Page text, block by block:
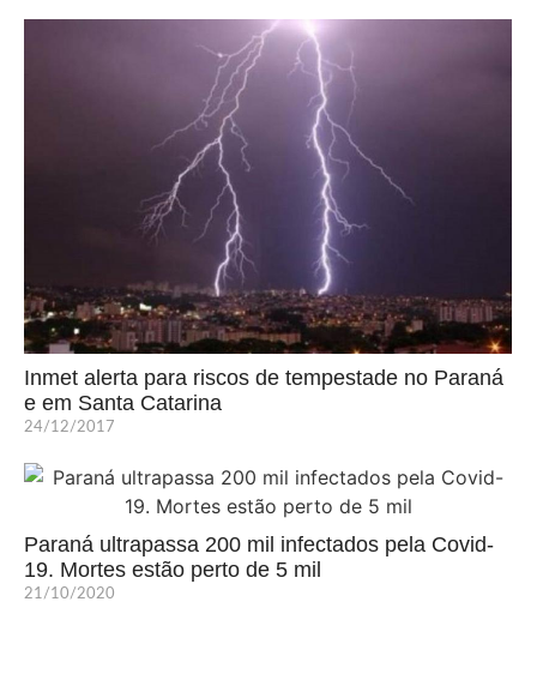
Inmet alerta para riscos de tempestade no Paraná
e em Santa Catarina
24/12/2017
Paraná ultrapassa 200 mil infectados pela Covid-
19. Mortes estão perto de 5 mil
21/10/2020